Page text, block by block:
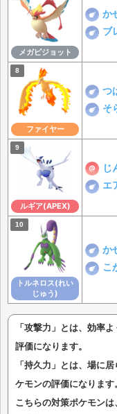
メガピジョット
か
ブ
ファイヤー
つ
そ
ルギア(APEX)
じ
エ
トルネロス(れい
じゅう)
か
こ
「攻撃力」とは、効率
評価になります。
「持久力」とは、場に
ケモンの評価になります
こちらの対策ポケモン